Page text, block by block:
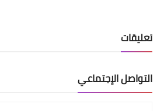
تعليقات
التواصل الإجتماعي